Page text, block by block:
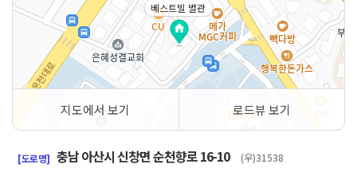
베스트빌 별관
지도에서 보기 로드뷰 보기
[도로명] 충남 아산시 신창면 순천향로 16-10 (우)31538